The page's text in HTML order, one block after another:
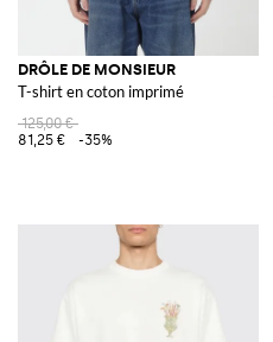
DRÔLE DE MONSIEUR
T-shirt en coton imprimé
125,00 €
81,25 €
-35%